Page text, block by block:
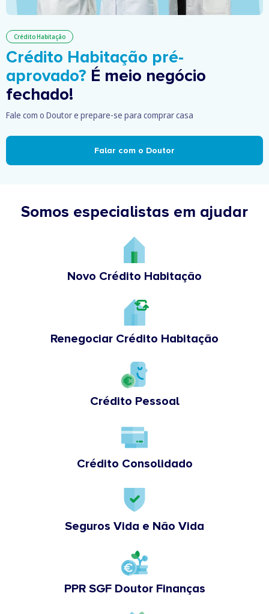
Crédito Habitação
Crédito Habitação pré-
aprovado? É meio negócio
fechado!
Fale com o Doutor e prepare-se para comprar casa
Falar com o Doutor
Somos especialistas em ajudar
Novo Crédito Habitação
Renegociar Crédito Habitação
Crédito Pessoal
Crédito Consolidado
Seguros Vida e Não Vida
PPR SGF Doutor Finanças